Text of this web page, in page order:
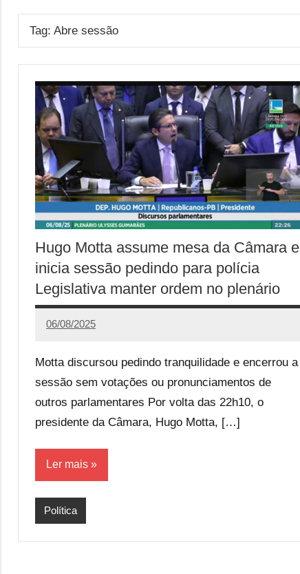
Tag: Abre sessão
Hugo Motta assume mesa da Câmara e
inicia sessão pedindo para polícia
Legislativa manter ordem no plenário
06/08/2025
Calango
1
Motta discursou pedindo tranquilidade e encerrou a
sessão sem votações ou pronunciamentos de
outros parlamentares Por volta das 22h10, o
presidente da Câmara, Hugo Motta, […]
Ler mais
Política